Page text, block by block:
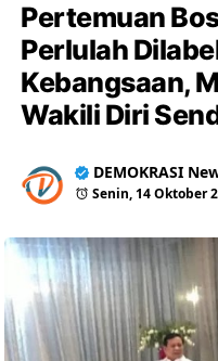
Pertemuan
Perlulah
Kebangsaan,
Wakili Diri
DEMOKRASI
Senin, 14 Oktober